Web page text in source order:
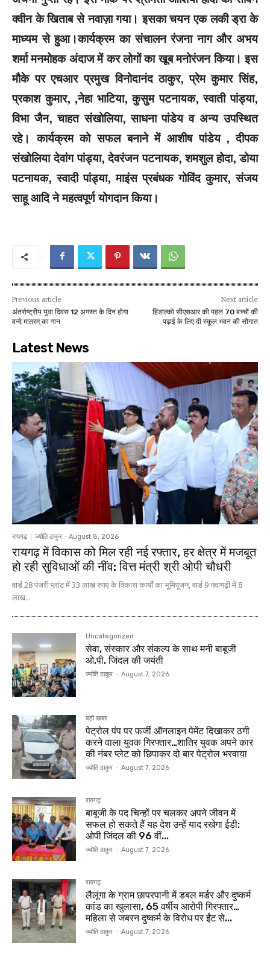
क्वीन के खिताब से नवाज़ा गया। इसका चयन एक लकी ड्रा के
माध्यम से हुआ।कार्यक्रम का संचालन रंजना नाग और अभय
शर्मा मनमोहक अंदाज में कर लोगों का खूब मनोरंजन किया। इस
मौके पर एचआर प्रमुख विनोदानंद ठाकुर, प्रेम कुमार सिंह,
प्रकाश कुमार, ,नेहा भाटिया, कुसुम पटनायक, स्वाती पांड्या,
विभा जैन, चाहत संखोलिया, साधना पांडेय व अन्य उपस्थित
रहे। कार्यक्रम को सफल बनाने में आशीष पांडेय , दीपक
संखोलिया देवांग पांड्या, देवरंजन पटनायक, शमशुल होदा, डोया
पटनायक, स्वादी पांड्या, माइंस प्रबंधक गोविंद कुमार, संजय
साहू आदि ने महत्वपूर्ण योगदान किया।
Previous article
अंतर्राष्ट्रीय युवा दिवस 12 अगस्त के दिन होगा
वन्दे मातरम् का गान
Next article
हिंडाल्को सीएसआर की पहल 70 बच्चों की
पढ़ाई के लिए दी स्कूल भवन की सौगात
Latest News
रायगढ़ ज्योति ठाकुर - August 8, 2026
रायगढ़ में विकास को मिल रही नई रफ्तार, हर क्षेत्र में मजबूत
हो रही सुविधाओं की नींव: वित्त मंत्री श्री ओपी चौधरी
वार्ड 28 पंजरी प्लांट में 33 लाख रुपए के विकास कार्यों का भूमिपूजन, वार्ड 9 नवागढ़ी में 8
लाख...
Uncategorized
सेवा, संस्कार और संकल्प के साथ मनी बाबूजी
ओ.पी. जिंदल की जयंती
ज्योति ठाकुर - August 7, 2026
बड़ी खबर
पेट्रोल पंप पर फर्जी ऑनलाइन पेमेंट दिखाकर ठगी
करने वाला युवक गिरफ्तार…शातिर युवक अपने कार
की नंबर प्लेट को छिपाकर दो बार पेट्रोल भरवाया
ज्योति ठाकुर - August 7, 2026
रायगढ़
बाबूजी के पद चिन्हों पर चलकर अपने जीवन में
सफल हो सकते हैं यह देश उन्हें याद रखेगा ईडी:
ओपी जिंदल की 96 वीं...
ज्योति ठाकुर - August 7, 2026
रायगढ़
लैलूंगा के ग्राम छापरपानी में डबल मर्डर और दुष्कर्म
कांड का खुलासा, 65 वर्षीय आरोपी गिरफ्तार…
महिला से जबरन दुष्कर्म के विरोध पर ईंट से...
ज्योति ठाकुर - August 7, 2026